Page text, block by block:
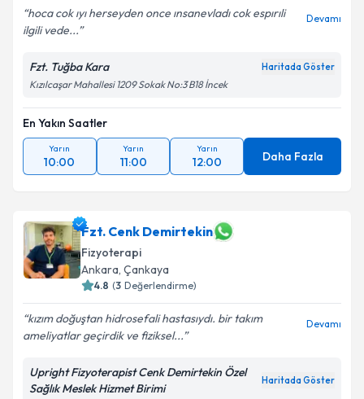
hoca cok ıyı herseyden once ınsanevladı cok espırıli
ilgili vede...
Devamı
Fzt. Tuğba Kara Haritada Göster
Kızılcaşar Mahallesi 1209 Sokak No:3 B18 İncek
En Yakın Saatler
Yarın
10:00
Yarın
11:00
Yarın
12:00 Daha Fazla
Fzt. Cenk Demirtekin
Fizyoterapi
Ankara, Çankaya
4.8 (3 Değerlendirme)
kızım doğuştan hidrosefali hastasıydı. bir takım
ameliyatlar geçirdik ve fiziksel...
Devamı
Upright Fizyoterapist Cenk Demirtekin Özel
Sağlık Meslek Hizmet Birimi
Haritada Göster